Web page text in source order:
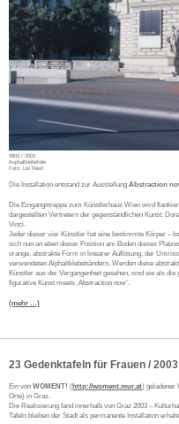
0803 / 2003
Asphaltklebefolie
Foto: Lisi Rastl
Die Installation entstand zur Ausstellung Abstraction
Die Eingangstreppe zum Künstlerhaus Wien wird
dargestellten Vertretern der gegenständlichen Kunst:
Vinci.
Jeder dieser vier Künstler hat eine bestimmte Körper –
sich nun an eben dieser Position am Boden dieses
orange, abstrakte Form in linearer Auflösung, der
verwendeten Alphaltklebebändern. Werden diese
Künstler aus der Vergangenheit gesehen, sind sie als
figurative Kunst meets ‚Abstraction now‘.
(mehr …)
23 Gedenktafeln für Frauen /
Ein von WOMENT! ( http://woment.mur.at) geladener
Orte) in Graz.
Die Realisierung fand innerhalb von Graz 2003 –
Tafeln bleiben der Stadt als permanente Installation